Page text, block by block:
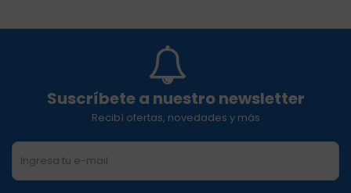
Suscríbete a nuestro newsletter
Recibí ofertas, novedades y más